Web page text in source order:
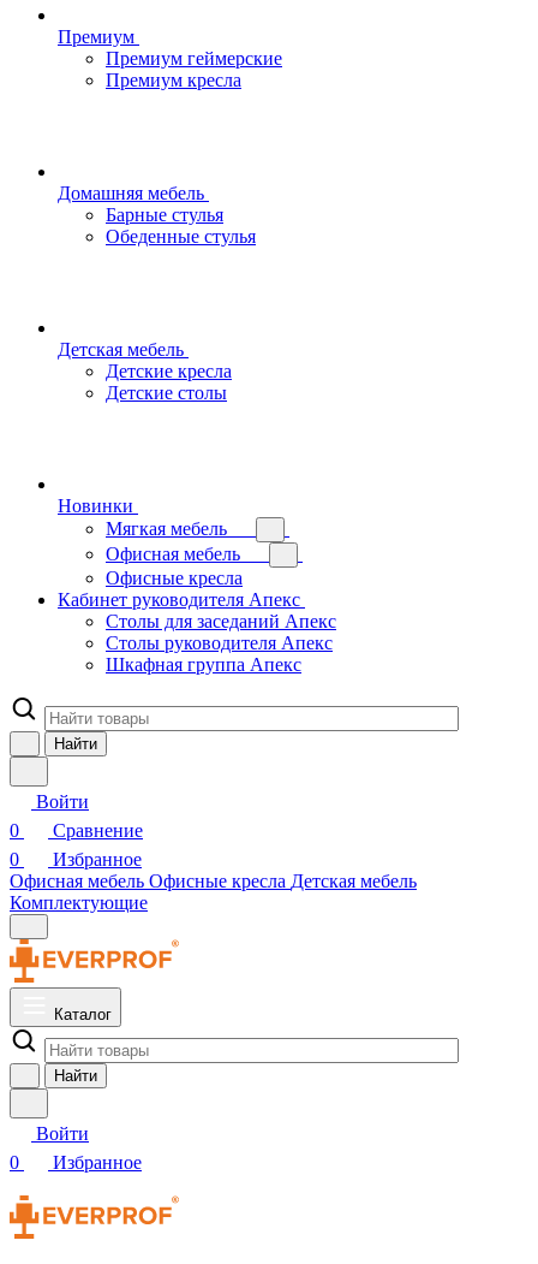
Премиум
Премиум геймерские
Премиум кресла
Домашняя мебель
Барные стулья
Обеденные стулья
Детская мебель
Детские кресла
Детские столы
Новинки
Мягкая мебель
Офисная мебель
Офисные кресла
Кабинет руководителя Апекс
Столы для заседаний Апекс
Столы руководителя Апекс
Шкафная группа Апекс
Найти
Войти
0
Сравнение
0
Избранное
Офисная мебель Офисные кресла Детская мебель
Комплектующие
Каталог
Найти
Войти
0
Избранное